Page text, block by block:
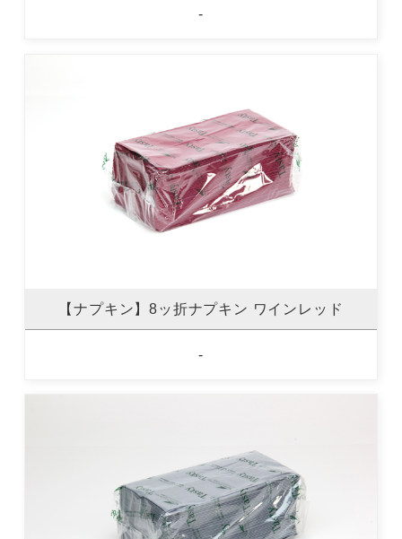
-
【ナプキン】8ッ折ナプキン ワインレッド
-